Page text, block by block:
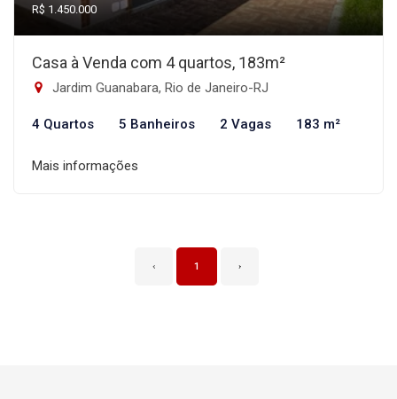
R$ 1.450.000
Casa à Venda com 4 quartos, 183m²
Jardim Guanabara, Rio de Janeiro-RJ
4 Quartos 5 Banheiros 2 Vagas 183 m²
Mais informações
‹ 1 ›